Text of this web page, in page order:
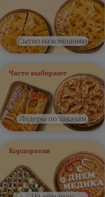
Часто выбирают
Корпоратив